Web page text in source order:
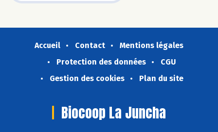
Accueil Contact
Mentions légales
Protection des données
CGU
Gestion des cookies
Plan du site
Biocoop La Juncha